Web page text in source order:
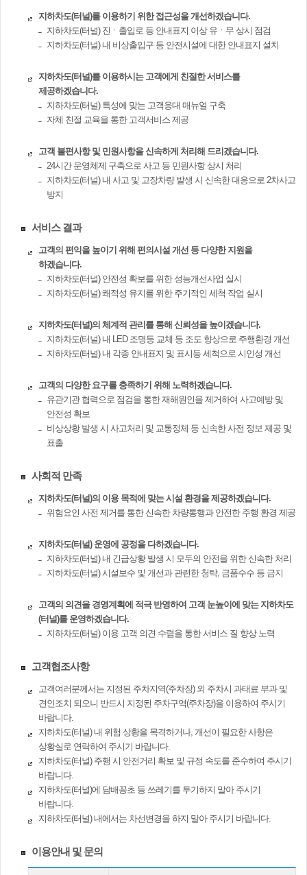
지하차도(터널)를 이용하기 위한 접근성을 개선하겠습니다.
지하차도(터널) 진ㆍ출입로 등 안내표지 이상 유ㆍ무 상시 점검
지하차도(터널) 내 비상출입구 등 안전시설에 대한 안내표지 설치
지하차도(터널)를 이용하시는 고객에게 친절한 서비스를
제공하겠습니다.
지하차도(터널) 특성에 맞는 고객응대 매뉴얼 구축
자체 친절 교육을 통한 고객서비스 제공
고객 불편사항 및 민원사항을 신속하게 처리해 드리겠습니다.
24시간 운영체제 구축으로 사고 등 민원사항 상시 처리
지하차도(터널) 내 사고 및 고장차량 발생 시 신속한 대응으로 2차사고
방지
서비스 결과
고객의 편익을 높이기 위해 편의시설 개선 등 다양한 지원을
하겠습니다.
지하차도(터널) 안전성 확보를 위한 성능개선사업 실시
지하차도(터널) 쾌적성 유지를 위한 주기적인 세척 작업 실시
지하차도(터널)의 체계적 관리를 통해 신뢰성을 높이겠습니다.
지하차도(터널) 내 LED 조명등 교체 등 조도 향상으로 주행환경 개선
지하차도(터널) 내 각종 안내표지 및 표시등 세척으로 시인성 개선
고객의 다양한 요구를 충족하기 위해 노력하겠습니다.
유관기관 협력으로 점검을 통한 재해원인을 제거하여 사고예방 및
안전성 확보
비상상황 발생 시 사고처리 및 교통정체 등 신속한 사전 정보 제공 및
표출
사회적 만족
지하차도(터널)의 이용 목적에 맞는 시설 환경을 제공하겠습니다.
위험요인 사전 제거를 통한 신속한 차량통행과 안전한 주행 환경 제공
지하차도(터널) 운영에 공정을 다하겠습니다.
지하차도(터널) 내 긴급상황 발생 시 모두의 안전을 위한 신속한 처리
지하차도(터널) 시설보수 및 개선과 관련한 청탁, 금품수수 등 금지
고객의 의견을 경영계획에 적극 반영하여 고객 눈높이에 맞는 지하차도
(터널)를 운영하겠습니다.
지하차도(터널) 이용 고객 의견 수렴을 통한 서비스 질 향상 노력
고객협조사항
고객여러분께서는 지정된 주차지역(주차장) 외 주차시 과태료 부과 및
견인조치 되오니 반드시 지정된 주차구역(주차장)을 이용하여 주시기
바랍니다.
지하차도(터널) 내 위험 상황을 목격하거나, 개선이 필요한 사항은
상황실로 연락하여 주시기 바랍니다.
지하차도(터널) 주행 시 안전거리 확보 및 규정 속도를 준수하여 주시기
바랍니다.
지하차도(터널)에 담배꽁초 등 쓰레기를 투기하지 말아 주시기
바랍니다.
지하차도(터널) 내에서는 차선변경을 하지 말아 주시기 바랍니다.
이용안내 및 문의